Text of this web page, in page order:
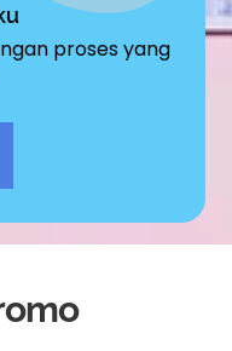
proses yang